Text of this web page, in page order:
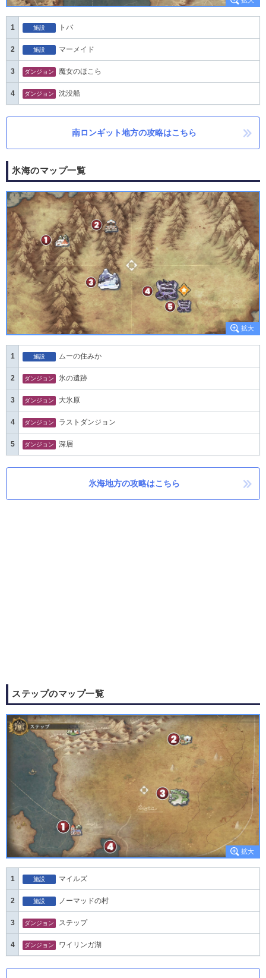
1 施設 トバ
2 施設 マーメイド
3 ダンジョン 魔女のほこら
4 ダンジョン 沈没船
南ロンギット地方の攻略はこちら
氷海のマップ一覧
1 施設 ムーの住みか
2 ダンジョン 氷の遺跡
3 ダンジョン 大氷原
4 ダンジョン ラストダンジョン
5 ダンジョン 深層
氷海地方の攻略はこちら
ステップのマップ一覧
1 施設 マイルズ
2 施設 ノーマッドの村
3 ダンジョン ステップ
4 ダンジョン ワイリンガ湖